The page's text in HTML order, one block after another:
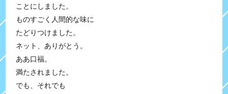
ことにしました。
ものすごく人間的な味に
たどりつけました。
ネット、ありがとう。
ああ口福。
満たされました。
でも、それでも